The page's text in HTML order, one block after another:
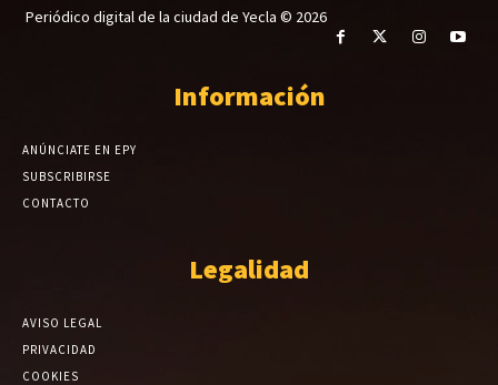
Periódico digital de la ciudad de Yecla © 2026
Información
ANÚNCIATE EN EPY
SUBSCRIBIRSE
CONTACTO
Legalidad
AVISO LEGAL
PRIVACIDAD
COOKIES